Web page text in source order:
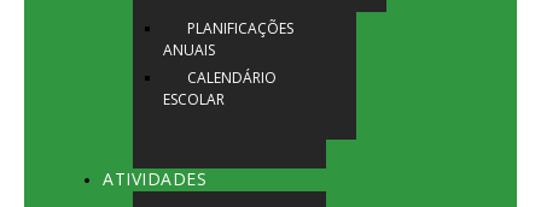
PLANIFICAÇÕES
ANUAIS
CALENDÁRIO
ESCOLAR
ATIVIDADES